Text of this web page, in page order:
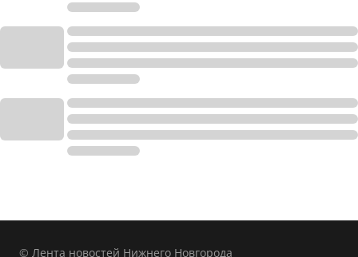
© Лента новостей Нижнего Новгорода